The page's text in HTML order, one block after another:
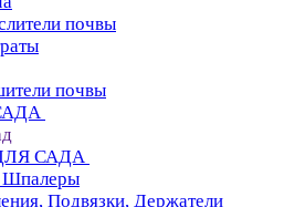
почвы
почвы
САДА
Шпалеры
Подвязки, Держатели